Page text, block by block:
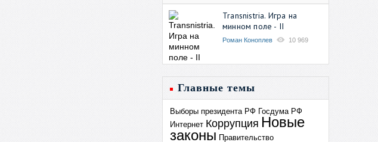
Transnistria. Игра на
минном поле - II
Роман Коноплев 10 969
Главные темы
Выборы президента РФ Госдума РФ
Интернет Коррупция Новые
законы Правительство